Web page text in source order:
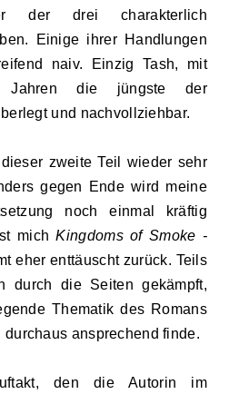
der drei charakterlich
Einige ihrer Handlungen
naiv. Einzig Tash, mit
Jahren die jüngste der
und nachvollziehbar.
zweite Teil wieder sehr
gegen Ende wird meine
noch einmal kräftig
michKingdoms of Smoke -
eher enttäuscht zurück. Teils
durch die Seiten gekämpft,
Thematik des Romans
ansprechend finde.
den die Autorin im